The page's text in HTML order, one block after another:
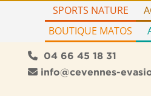
SPORTS NATURE
BOUTIQUE MATOS
04 66 45 18 31
info@cevennes-